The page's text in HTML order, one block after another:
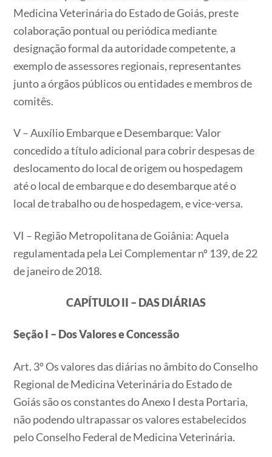
Medicina Veterinária do Estado de Goiás, preste
colaboração pontual ou periódica mediante
designação formal da autoridade competente, a
exemplo de assessores regionais, representantes
junto a órgãos públicos ou entidades e membros de
comitês.
V – Auxílio Embarque e Desembarque: Valor
concedido a título adicional para cobrir despesas de
deslocamento do local de origem ou hospedagem
até o local de embarque e do desembarque até o
local de trabalho ou de hospedagem, e vice-versa.
VI – Região Metropolitana de Goiânia: Aquela
regulamentada pela Lei Complementar nº 139, de 22
de janeiro de 2018.
CAPÍTULO II – DAS DIÁRIAS
Seção I – Dos Valores e Concessão
Art. 3º Os valores das diárias no âmbito do Conselho
Regional de Medicina Veterinária do Estado de
Goiás são os constantes do Anexo I desta Portaria,
não podendo ultrapassar os valores estabelecidos
pelo Conselho Federal de Medicina Veterinária.